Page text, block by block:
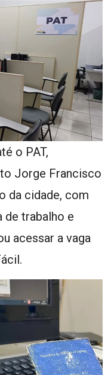
o PAT,
Jorge Francisco
da cidade, com
de trabalho e
acessar a vaga